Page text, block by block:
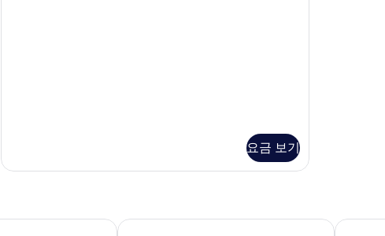
요금 보기
빌라 마키 빌라 올